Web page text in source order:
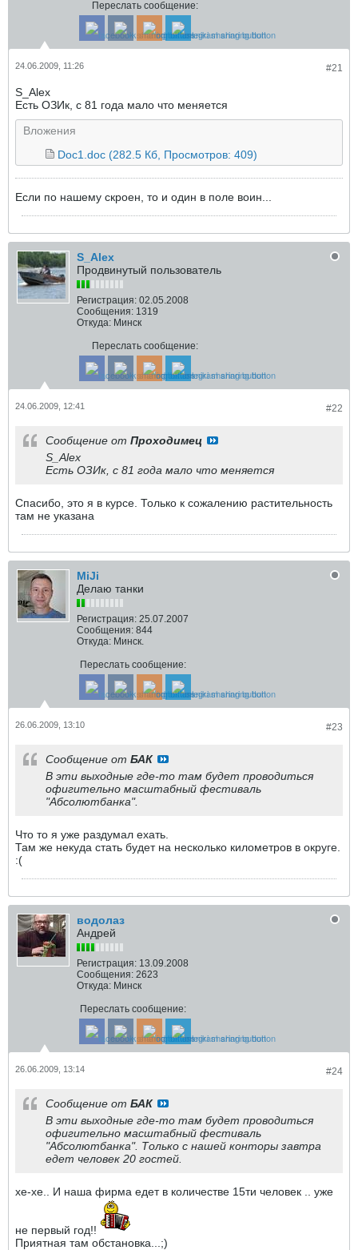
Переслать сообщение:
#21
24.06.2009, 11:26
S_Alex
Есть ОЗИк, с 81 года мало что меняется
Вложения
Doc1.doc (282.5 Кб, Просмотров: 409)
Если по нашему скроен, то и один в поле воин...
S_Alex
Продвинутый пользователь
Регистрация: 02.05.2008
Сообщения: 1319
Откуда: Минск
Переслать сообщение:
#22
24.06.2009, 12:41
Сообщение от Проходимец
S_Alex
Есть ОЗИк, с 81 года мало что меняется
Спасибо, это я в курсе. Только к сожалению растительность
там не указана
MiJi
Делаю танки
Регистрация: 25.07.2007
Сообщения: 844
Откуда: Минск.
Переслать сообщение:
#23
26.06.2009, 13:10
Сообщение от БАК
В эти выходные где-то там будет проводиться
офигительно масштабный фестиваль
"Абсолютбанка".
Что то я уже раздумал ехать.
Там же некуда стать будет на несколько километров в округе.
:(
водолаз
Андрей
Регистрация: 13.09.2008
Сообщения: 2623
Откуда: Минск
Переслать сообщение:
#24
26.06.2009, 13:14
Сообщение от БАК
В эти выходные где-то там будет проводиться
офигительно масштабный фестиваль
"Абсолютбанка". Только с нашей конторы завтра
едет человек 20 гостей.
хе-хе.. И наша фирма едет в количестве 15ти человек .. уже
не первый год!!
Приятная там обстановка...;)